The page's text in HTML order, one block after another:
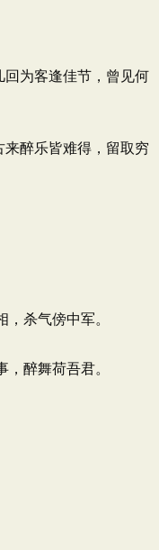
为客逢佳节，曾见何
醉乐皆难得，留取穷
杀气傍中军。
醉舞荷吾君。